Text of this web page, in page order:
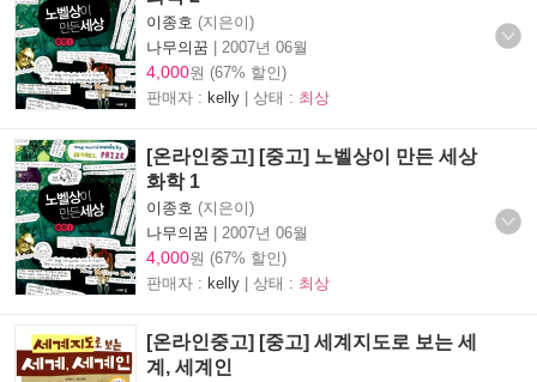
이종호 (지은이)
나무의꿈 | 2007년 06월
4,000원 (67% 할인)
판매자 : kelly | 상태 : 최상
[온라인중고] [중고] 노벨상이 만든 세상
화학 1
이종호 (지은이)
나무의꿈 | 2007년 06월
4,000원 (67% 할인)
판매자 : kelly | 상태 : 최상
[온라인중고] [중고] 세계지도로 보는 세
계, 세계인